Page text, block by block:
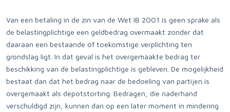
Van een betaling in de zin van de Wet IB 2001 is geen sprake als
de belastingplichtige een geldbedrag overmaakt zonder dat
daaraan een bestaande of toekomstige verplichting ten
grondslag ligt. In dat geval is het overgemaakte bedrag ter
beschikking van de belastingplichtige is gebleven. De mogelijkheid
bestaat dan dat het bedrag naar de bedoeling van partijen is
overgemaakt als depotstorting. Bedragen, die naderhand
verschuldigd zijn, kunnen dan op een later moment in mindering